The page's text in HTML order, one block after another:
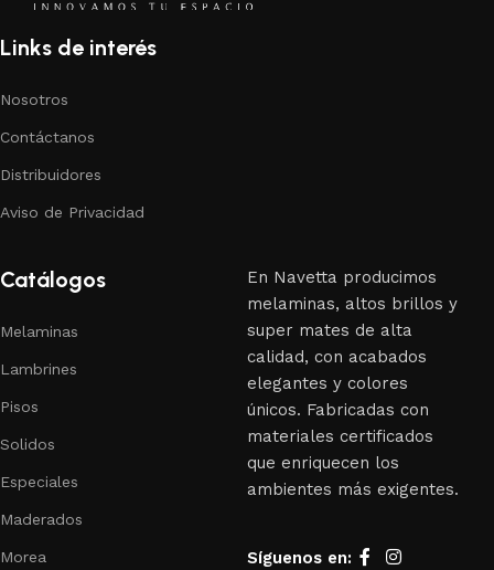
Links de interés
Nosotros
Contáctanos
Distribuidores
Aviso de Privacidad
Catálogos
Melaminas
Lambrines
Pisos
Solidos
Especiales
Maderados
Morea
En Navetta producimos
melaminas, altos brillos y
super mates de alta
calidad, con acabados
elegantes y colores
únicos. Fabricadas con
materiales certificados
que enriquecen los
ambientes más exigentes.
Síguenos en: